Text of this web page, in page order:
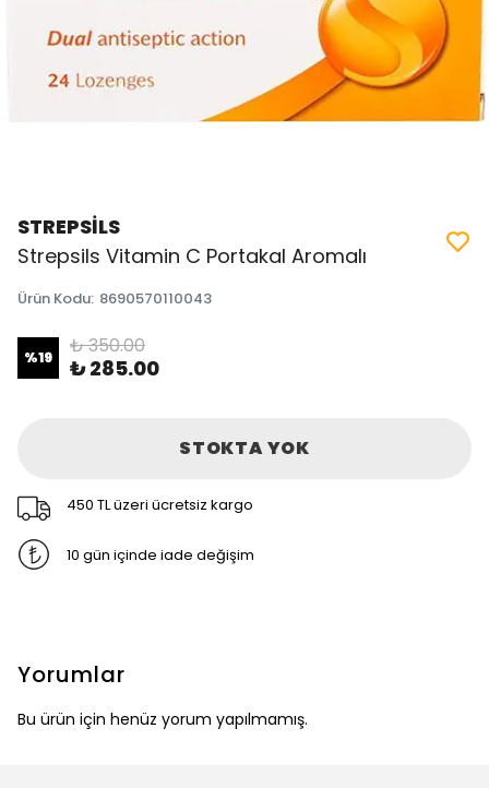
STREPSİLS
Strepsils Vitamin C Portakal Aromalı
Ürün Kodu: 8690570110043
%19 ₺ 350.00
₺ 285.00
STOKTA YOK
450 TL üzeri ücretsiz kargo
10 gün içinde iade değişim
Yorumlar
Bu ürün için henüz yorum yapılmamış.